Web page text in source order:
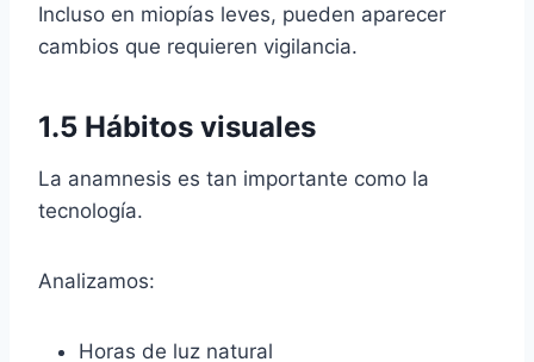
Incluso en miopías leves, pueden aparecer
cambios que requieren vigilancia.
1.5 Hábitos visuales
La anamnesis es tan importante como la
tecnología.
Analizamos:
Horas de luz natural